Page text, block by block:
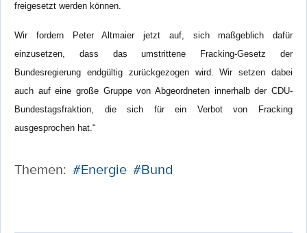
freigesetzt werden können.
Wir fordern Peter Altmaier jetzt auf, sich maßgeblich dafür
einzusetzen, dass das umstrittene Fracking-Gesetz der
Bundesregierung endgültig zurückgezogen wird. Wir setzen dabei
auch auf eine große Gruppe von Abgeordneten innerhalb der CDU-
Bundestagsfraktion, die sich für ein Verbot von Fracking
ausgesprochen hat.“
Themen: #Energie #Bund